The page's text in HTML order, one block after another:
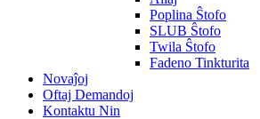
Poplina Ŝtofo
SLUB Ŝtofo
Twila Ŝtofo
Fadeno Tinkturita
Novaĵoj
Oftaj Demandoj
Kontaktu Nin